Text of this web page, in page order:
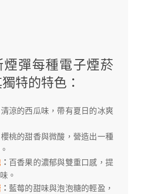
煙彈每種電子煙菸
特的特色：
清涼的西瓜味，帶有夏日的冰爽
櫻桃的甜香與微酸，營造出一種
： 百香果的濃郁與雙重口感，提
。
： 藍莓的甜味與泡泡糖的輕盈，